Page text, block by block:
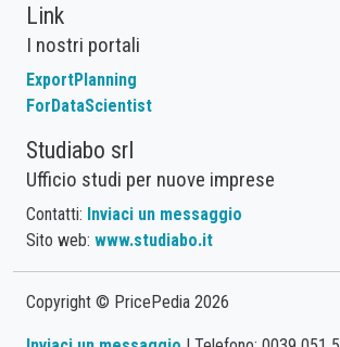
Link
I nostri portali
ExportPlanning
ForDataScientist
Studiabo srl
Ufficio studi per nuove imprese
Contatti: Inviaci un messaggio
Sito web: www.studiabo.it
Copyright © PricePedia 2026